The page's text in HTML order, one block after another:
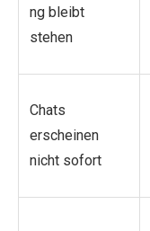
ng bleibt
stehen
Chats
erscheinen
nicht sofort